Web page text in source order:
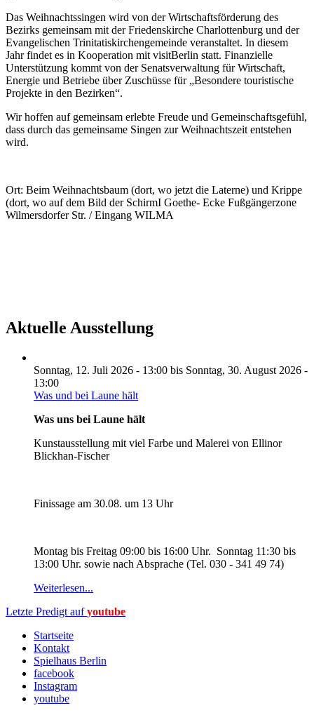
Das Weihnachtssingen wird von der Wirtschaftsförderung des
Bezirks gemeinsam mit der Friedenskirche Charlottenburg und der
Evangelischen Trinitatiskirchengemeinde veranstaltet. In diesem
Jahr findet es in Kooperation mit visitBerlin statt. Finanzielle
Unterstützung kommt von der Senatsverwaltung für Wirtschaft,
Energie und Betriebe über Zuschüsse für „Besondere touristische
Projekte in den Bezirken“.
Wir hoffen auf gemeinsam erlebte Freude und Gemeinschaftsgefühl,
dass durch das gemeinsame Singen zur Weihnachtszeit entstehen
wird.
Ort: Beim Weihnachtsbaum (dort, wo jetzt die Laterne) und Krippe
(dort, wo auf dem Bild der SchirmI Goethe- Ecke Fußgängerzone
Wilmersdorfer Str. / Eingang WILMA
Aktuelle Ausstellung
Sonntag, 12. Juli 2026 - 13:00 bis Sonntag, 30. August 2026 -
13:00
Was und bei Laune hält
Was uns bei Laune hält
Kunstausstellung mit viel Farbe und Malerei von Ellinor
Blickhan-Fischer
Finissage am 30.08. um 13 Uhr
Montag bis Freitag 09:00 bis 16:00 Uhr. Sonntag 11:30 bis
13:00 Uhr. sowie nach Absprache (Tel. 030 - 341 49 74)
Weiterlesen...
Letzte Predigt auf youtube
Startseite
Kontakt
Spielhaus Berlin
facebook
Instagram
youtube